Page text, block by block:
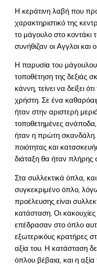
Η κεράτινη λαβή που
χαρακτηριστικό της
το μάγουλο στο κοντάκι
συνήθιζαν οι Αγγλοι και
Η παρυσία του
τοποθέτηση της δεξιάς
κάννη, τείνει να δείξει
χρήστη. Σε ένα
ήταν στην αριστερή
τοποθετημένες
ήταν η πρώτη
ποιότητας και
διάταξη θα ήταν πλήρης
Στα συλλεκτικά όπλα,
συγκεκριμένο όπλο,
προέλευσης είναι
κατάσταση. Οι
επέδρασαν στο όπλο
εξωτερικόυς κρατήρες
αξία του. Η κατάσταση
όπλου βέβαια, και η